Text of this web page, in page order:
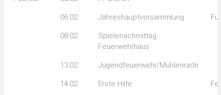
06.02. Jahreshauptversammlung
08.02.
Spielenachmittag
Feuerwehrhaus
13.02. Jugendfeuerwehr/Mühlenrade
14.02. Erste Hilfe